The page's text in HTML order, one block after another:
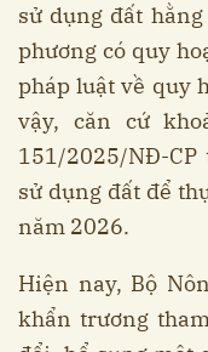
sử dụng đất
phương có quy
pháp luật về quy
vậy, căn cứ
151/2025/NĐ-
sử dụng đất để
năm 2026.
Hiện nay, Bộ
khẩn trương